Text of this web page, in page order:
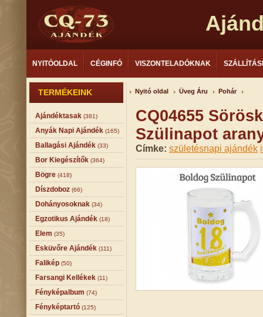
NYITÓOLDAL CÉGINFÓ VISZONTELADÓKNAK
TERMÉKEINK
Ajándéktasak (381)
Anyák Napi Ajándék (165)
Ballagási Ajándék (33)
Bor Kiegészítők (364)
Bögre (418)
Díszdoboz (66)
Dohányosoknak (34)
Egzotikus Ajándék (18)
Elem (35)
Esküvőre Ajándék (111)
Falikép (50)
Farsangi Kellékek (11)
Fényképalbum (74)
Fényképtartó (125)
Nyitó oldal Üveg Áru Pohár
CQ04655
Szülinapot
Címke: születésnapi ajándék